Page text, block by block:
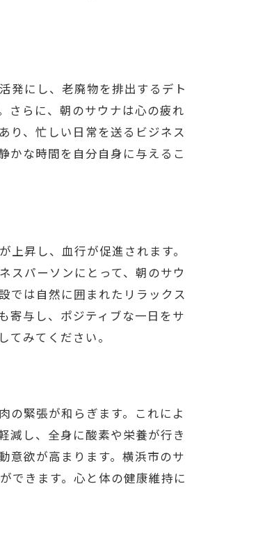
発にし、老廃物を排出するデト
さらに、朝のサウナは心の疲れ
り、忙しい日常を送るビジネス
かな時間を自分自身に与えるこ
昇し、血行が促進されます。
スパーソンにとって、朝のサウ
では自然に囲まれたリラックス
寄与し、ポジティブな一日をサ
みてください。
の緊張が和らぎます。これによ
減し、全身に酸素や栄養が行き
意欲が高まります。横浜市のサ
できます。心と体の健康維持に